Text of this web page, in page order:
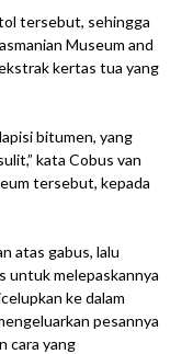
tersebut, sehingga
Museum and
kertas tua yang
bitumen, yang
kata Cobus van
tersebut, kepada
atas gabus, lalu
untuk melepaskannya
ke dalam
pesannya
cara yang